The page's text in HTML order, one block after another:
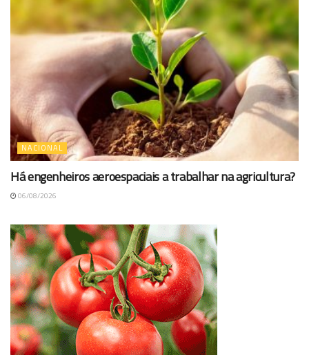
NACIONAL
Há engenheiros aeroespaciais a trabalhar na agricultura?
06/08/2026